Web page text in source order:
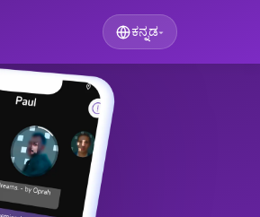
ಕನ್ನಡ▾